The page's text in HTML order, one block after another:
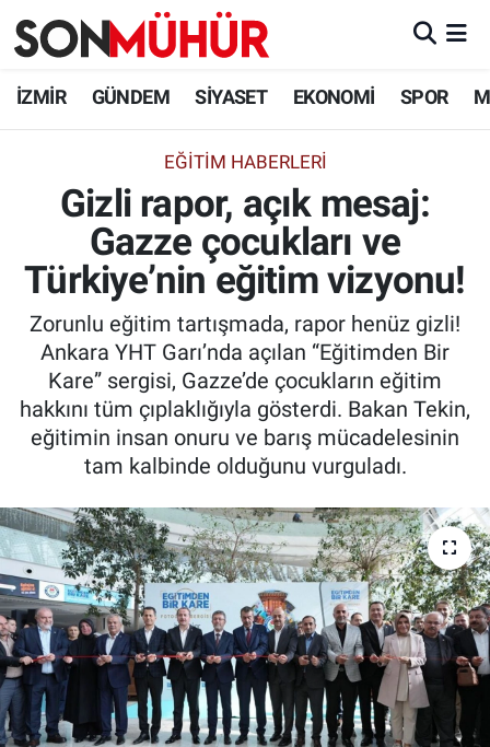
İZMİR GÜNDEM SİYASET EKONOMİ SPOR
EĞITIM HABERLERI
Gizli rapor, açık mesaj:
Gazze çocukları ve
Türkiye’nin eğitim vizyonu!
Zorunlu eğitim tartışmada, rapor henüz gizli!
Ankara YHT Garı’nda açılan “Eğitimden Bir
Kare” sergisi, Gazze’de çocukların eğitim
hakkını tüm çıplaklığıyla gösterdi. Bakan Tekin,
eğitimin insan onuru ve barış mücadelesinin
tam kalbinde olduğunu vurguladı.
İzmir Nöbetçi Eczaneler
İzmir Namaz Vakitleri
İzmir Trafik Yoğunluk Haritası
Süper Lig Puan Durumu ve Fikstür
Tüm Manşetler
Son Dakika Haberleri
Haber Arşivi